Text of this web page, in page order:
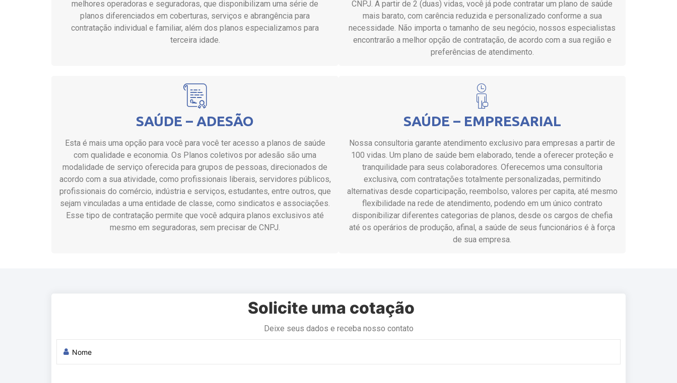
melhores operadoras e seguradoras, que disponibilizam uma série de
planos diferenciados em coberturas, serviços e abrangência para
contratação individual e familiar, além dos planos especializamos para
terceira idade.
CNPJ. A partir de 2 (duas) vidas, você já pode contratar um plano de saúde
mais barato, com carência reduzida e personalizado conforme a sua
necessidade. Não importa o tamanho de seu negócio, nossos especialistas
encontrarão a melhor opção de contratação, de acordo com a sua região e
preferências de atendimento.
SAÚDE – ADESÃO
Esta é mais uma opção para você para você ter acesso a planos de saúde
com qualidade e economia. Os Planos coletivos por adesão são uma
modalidade de serviço oferecida para grupos de pessoas, direcionados de
acordo com a sua atividade, como profissionais liberais, servidores públicos,
profissionais do comércio, indústria e serviços, estudantes, entre outros, que
sejam vinculadas a uma entidade de classe, como sindicatos e associações.
Esse tipo de contratação permite que você adquira planos exclusivos até
mesmo em seguradoras, sem precisar de CNPJ.
SAÚDE – EMPRESARIAL
Nossa consultoria garante atendimento exclusivo para empresas a partir de
100 vidas. Um plano de saúde bem elaborado, tende a oferecer proteção e
tranquilidade para seus colaboradores. Oferecemos uma consultoria
exclusiva, com contratações totalmente personalizadas, permitindo
alternativas desde coparticipação, reembolso, valores per capita, até mesmo
flexibilidade na rede de atendimento, podendo em um único contrato
disponibilizar diferentes categorias de planos, desde os cargos de chefia
até os operários de produção, afinal, a saúde de seus funcionários é à força
de sua empresa.
Solicite uma cotação
Deixe seus dados e receba nosso contato